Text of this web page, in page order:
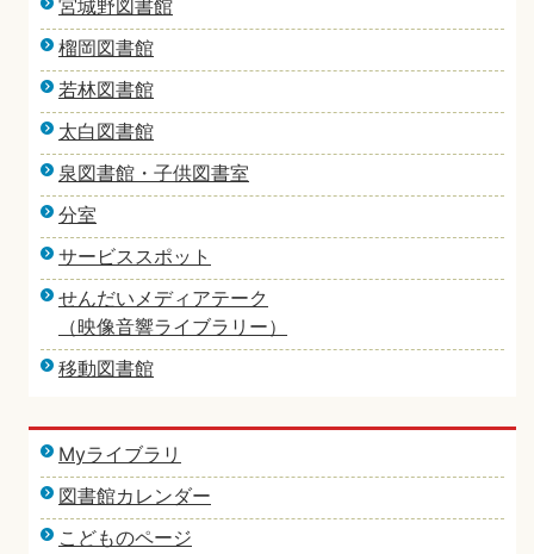
宮城野図書館
榴岡図書館
若林図書館
太白図書館
泉図書館・子供図書室
分室
サービススポット
せんだいメディアテーク
（映像音響ライブラリー）
移動図書館
Myライブラリ
図書館カレンダー
こどものページ